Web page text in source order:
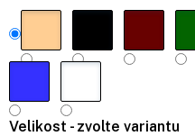
Velikost - zvolte variantu